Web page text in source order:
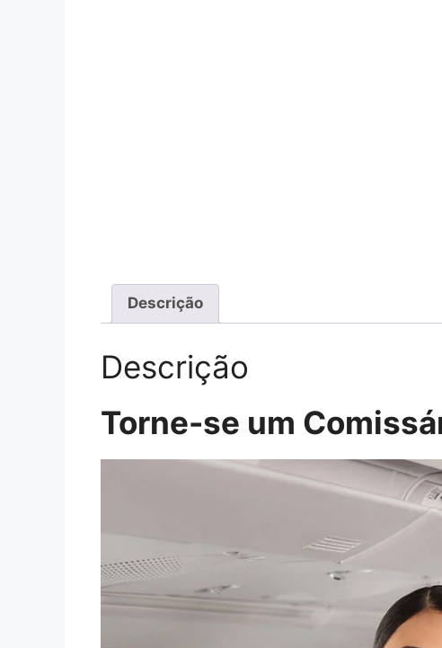
Descrição
Descrição
Torne-se um